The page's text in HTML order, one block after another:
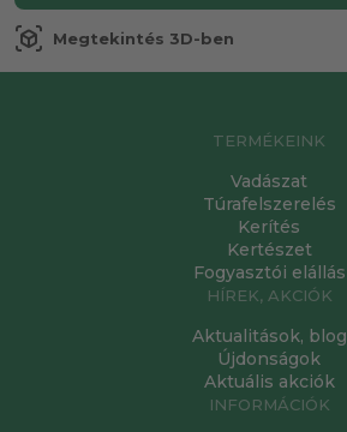
view_in_ar Megtekintés 3D-ben
TERMÉKEINK
Vadászat
Túrafelszerelés
Kerítés
Kertészet
Fogyasztói elállás
HÍREK, AKCIÓK
Aktualitások, blog
Újdonságok
Aktuális akciók
INFORMÁCIÓK